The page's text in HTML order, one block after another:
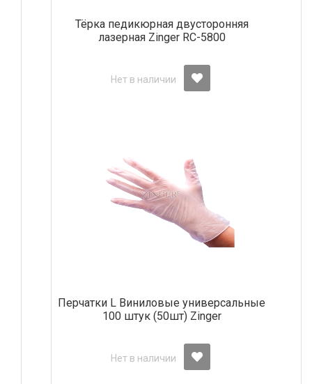
Тёрка педикюрная двусторонняя
лазерная Zinger RC-5800
Нет в наличии
Перчатки L Виниловые универсальные
100 штук (50шт) Zinger
Нет в наличии